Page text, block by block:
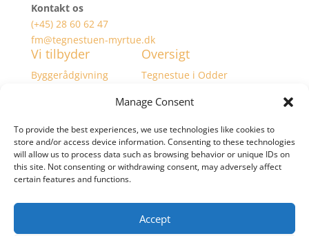
Manage Consent
To provide the best experiences, we use technologies like cookies to
store and/or access device information. Consenting to these technologies
will allow us to process data such as browsing behavior or unique IDs on
this site. Not consenting or withdrawing consent, may adversely affect
certain features and functions.
Accept
Kontakt os
(+45) 28 60 62 47
fm@tegnestuen-myrtue.dk
Vi tilbyder
Byggerådgivning
Byggetilladelser
Byggeplanlægning
Myndighedsprojekt
Skitseforslag
Energirammeberegning
Færdigmeldinger
Oversigt
Tegnestue i Odder
Tegnestue i Randers
Tegnestue i Herning
Tegnestue i Kolding
Tegnestue i Silkeborg
Tegnestue i Viborg
Tegnestue på Djursland
Tegnestue i Skanderborg